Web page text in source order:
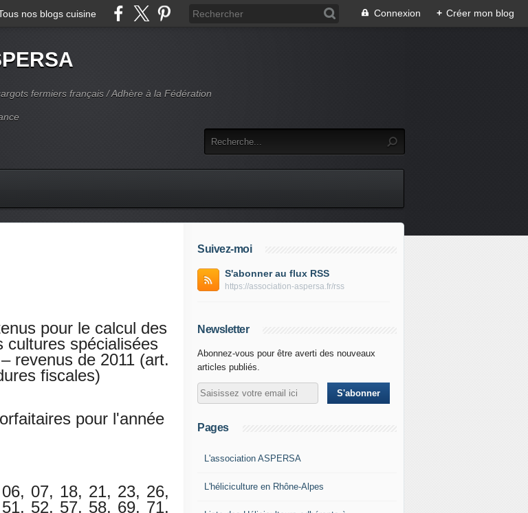
nos blogs cuisine Connexion + Créer mon blog
fermiers français / Adhère à la Fédération
pour le calcul des
cultures spécialisées
revenus de 2011 (art.
fiscales)
pour l'année
07, 18, 21, 23, 26,
52, 57, 58, 69, 71,
Suivez-moi
S'abonner au flux RSS
https://association-aspersa.fr/rss
Newsletter
Abonnez-vous pour être averti des nouveaux
articles publiés.
Pages
L'association ASPERSA
L'héliciculture en Rhône-Alpes